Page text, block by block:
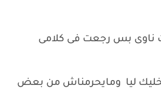
بس رجعت فى كلامى
ليا ومايحرمناش من بعض